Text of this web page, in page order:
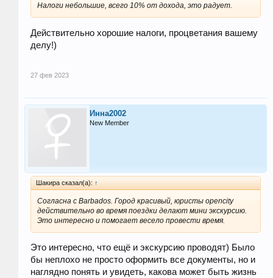
Налоги небольшие, всего 10% от дохода, это радует.
Действительно хорошие налоги, процветания вашему
делу!)
27 фев 2023
Инна2002
New Member
Шакира сказал(а): ↑
Согласна с Barbados. Город красивый, юристы opencity
действительно во время поездки делают мини экскурсию.
Это интересно и помогает весело провести время.
Это интересно, что ещё и экскурсию проводят) Было
бы неплохо не просто оформить все документы, но и
наглядно понять и увидеть, какова может быть жизнь